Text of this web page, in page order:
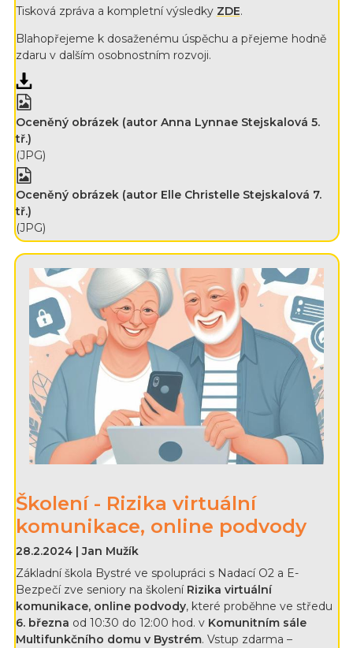
Tisková zpráva a kompletní výsledky ZDE.
Blahopřejeme k dosaženému úspěchu a přejeme hodně
zdaru v dalším osobnostním rozvoji.
Oceněný obrázek (autor Anna Lynnae Stejskalová 5.
tř.)
(JPG)
Oceněný obrázek (autor Elle Christelle Stejskalová 7.
tř.)
(JPG)
Školení - Rizika virtuální
komunikace, online podvody
28.2.2024 | Jan Mužík
Základní škola Bystré ve spolupráci s Nadací O2 a E-
Bezpečí zve seniory na školení Rizika virtuální
komunikace, online podvody, které proběhne ve středu
6. března od 10:30 do 12:00 hod. v Komunitním sále
Multifunkčního domu v Bystrém. Vstup zdarma –